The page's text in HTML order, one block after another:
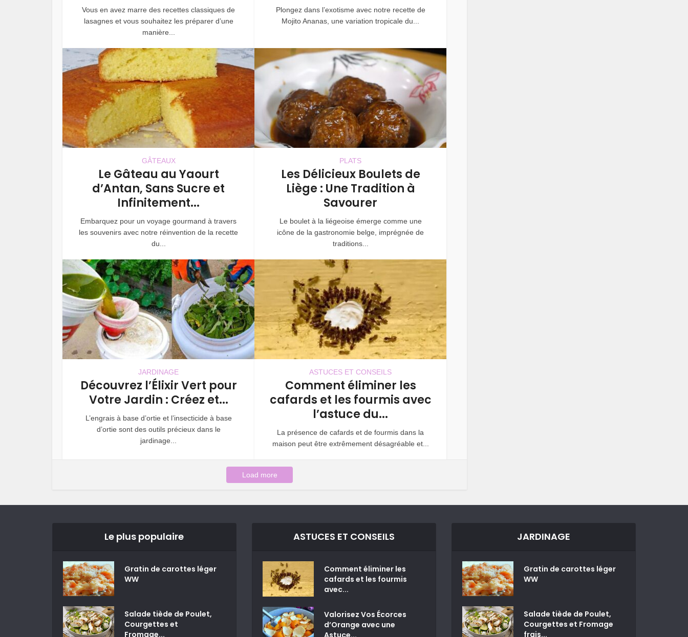
Vous en avez marre des recettes classiques de
lasagnes et vous souhaitez les préparer d’une
manière...
Plongez dans l’exotisme avec notre recette de
Mojito Ananas, une variation tropicale du...
GÂTEAUX
Le Gâteau au Yaourt
d’Antan, Sans Sucre et
Infinitement...
Embarquez pour un voyage gourmand à travers
les souvenirs avec notre réinvention de la recette
du...
PLATS
Les Délicieux Boulets de
Liège : Une Tradition à
Savourer
Le boulet à la liégeoise émerge comme une
icône de la gastronomie belge, imprégnée de
traditions...
JARDINAGE
Découvrez l’Élixir Vert pour
Votre Jardin : Créez et...
L’engrais à base d’ortie et l’insecticide à base
d’ortie sont des outils précieux dans le
jardinage...
ASTUCES ET CONSEILS
Comment éliminer les
cafards et les fourmis avec
l’astuce du...
La présence de cafards et de fourmis dans la
maison peut être extrêmement désagréable et...
Load more
Le plus populaire
Gratin de carottes léger
WW
Salade tiède de Poulet,
Courgettes et
Fromage...
ASTUCES ET CONSEILS
Comment éliminer les
cafards et les fourmis
avec...
Valorisez Vos Écorces
d’Orange avec une
Astuce...
JARDINAGE
Gratin de carottes léger
WW
Salade tiède de Poulet,
Courgettes et Fromage
frais...